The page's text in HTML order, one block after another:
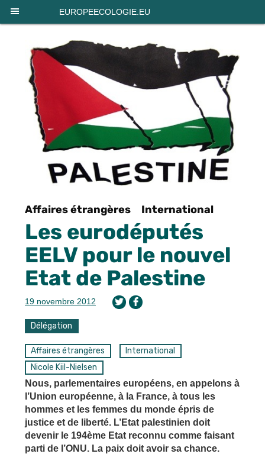
EUROPEECOLOGIE.EU
Affaires étrangères International
Les eurodéputés
EELV pour le nouvel
Etat de Palestine
19 novembre 2012
Délégation
Affaires étrangères
International
Nicole Kiil-Nielsen
Nous, parlementaires européens, en appelons à
l’Union européenne, à la France, à tous les
hommes et les femmes du monde épris de
justice et de liberté. L’Etat palestinien doit
devenir le 194ème Etat reconnu comme faisant
parti de l’ONU. La paix doit avoir sa chance.